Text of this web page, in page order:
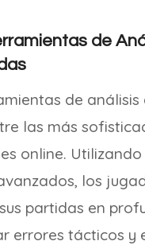
de
de análisis
las más
online.
los
partidas en
errores tácticos y